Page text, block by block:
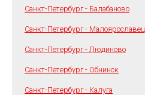
Санкт-Петербург - Балабаново
Санкт-Петербург - Малоярославец
Санкт-Петербург - Людиново
Санкт-Петербург - Обнинск
Санкт-Петербург - Калуга